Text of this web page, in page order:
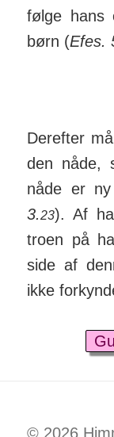
følge hans
børn (Efes.
Derefter
den nåde,
nåde er
3.23). Af
troen på
side af
ikke
© 2026